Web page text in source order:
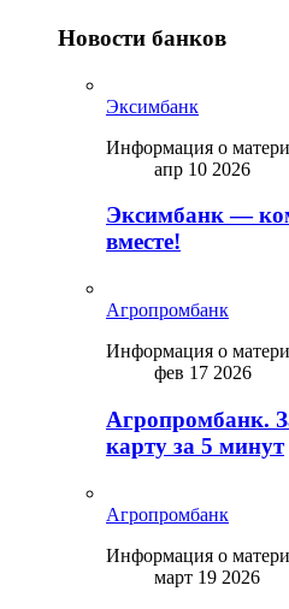
Новости банков
Эксимбанк
Информация о
апр 10 2026
Эксимбанк —
вместе!
Агропромбанк
Информация о
фев 17 2026
Агропромбанк.
карту за 5 минут
Агропромбанк
Информация о
март 19 2026